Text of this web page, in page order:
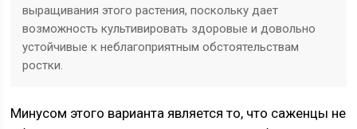
выращивания этого растения, поскольку дает
возможность культивировать здоровые и довольно
устойчивые к неблагоприятным обстоятельствам
ростки.
Минусом этого варианта является то, что саженцы не